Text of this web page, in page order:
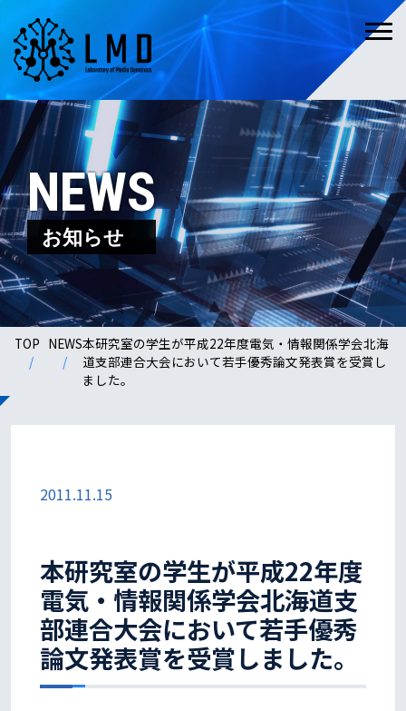
NEWS
お知らせ
TOP NEWS本研究室の学生が平成22年度電気・情報関係学会北海
道支部連合大会において若手優秀論文発表賞を受賞し
ました。
2011.11.15
本研究室の学生が平成22年度
電気・情報関係学会北海道支
部連合大会において若手優秀
論文発表賞を受賞しました。